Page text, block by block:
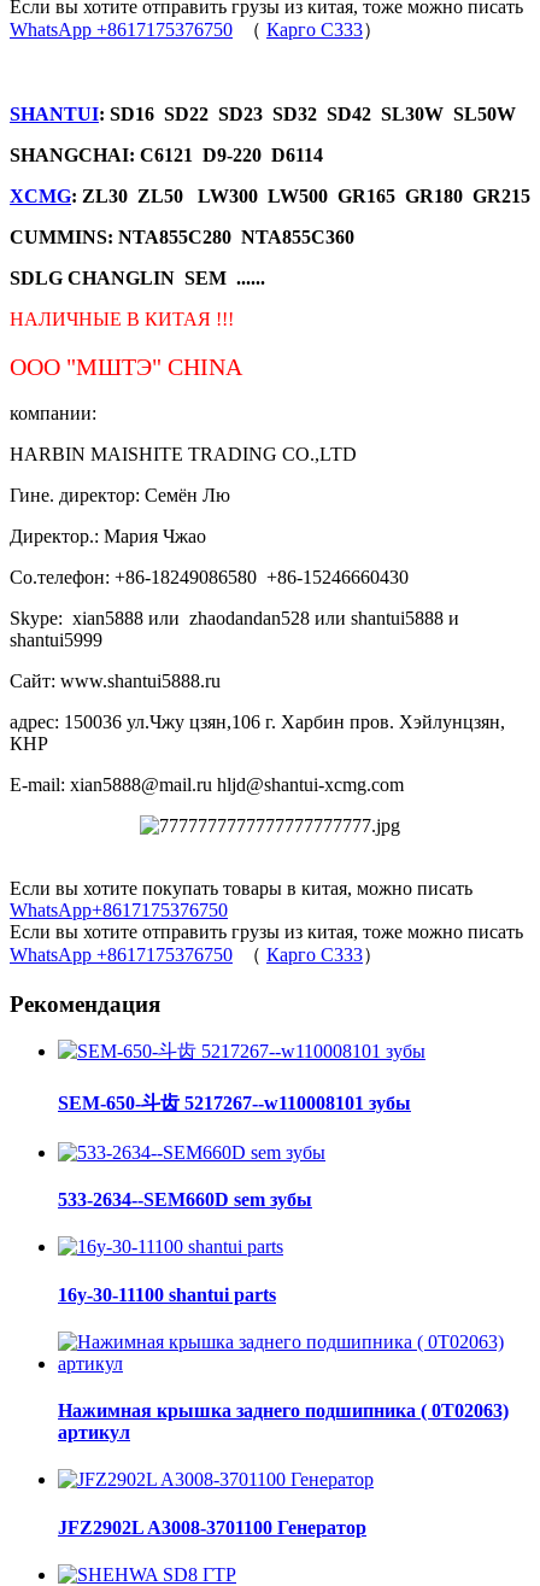
Если вы хотите отправить грузы из китая, тоже можно писать
WhatsApp +8617175376750 （ Карго C333）
SHANTUI: SD16 SD22 SD23 SD32 SD42 SL30W SL50W
SHANGCHAI: C6121 D9-220 D6114
XCMG: ZL30 ZL50 LW300 LW500 GR165 GR180 GR215
CUMMINS: NTA855C280 NTA855C360
SDLG CHANGLIN SEM ......
НАЛИЧНЫЕ В КИТАЯ !!!
ООО "МШТЭ" CHINA
компании:
HARBIN MAISHITE TRADING CO.,LTD
Гине. директор: Семён Лю
Директор.: Мария Чжао
Со.телефон: +86-18249086580 +86-15246660430
Skype: xian5888 или zhaodandan528 или shantui5888 и
shantui5999
Сайт: www.shantui5888.ru
адрес: 150036 ул.Чжу цзян,106 г. Харбин пров. Хэйлунцзян,
КНР
E-mail: xian5888@mail.ru hljd@shantui-xcmg.com
Если вы хотите покупать товары в китая, можно писать
WhatsApp+8617175376750
Если вы хотите отправить грузы из китая, тоже можно писать
WhatsApp +8617175376750 （ Карго C333）
Рекомендация
SEM-650-斗齿 5217267--w110008101 зубы
533-2634--SEM660D sem зубы
16y-30-11100 shantui parts
Нажимная крышка заднего подшипника ( 0Т02063)
артикул
JFZ2902L A3008-3701100 Генератор